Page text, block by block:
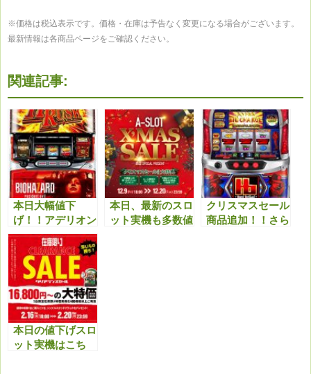
※価格は税込表示です。価格・在庫は予告なく変更になる場合がございます。
最新情報は各商品ページをご確認ください。
関連記事:
本日大幅値下
げ！！アデリオン
パチスロ バイオ
ハザード7 レジデ
ント イービルが
狙い時！！
本日、最新のスロ
ット実機も多数値
クリスマスセール
商品追加！！さら
本日の値下げスロ
ット実機はこち